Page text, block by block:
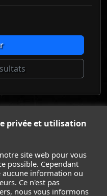
privée et utilisation
site web pour vous
possible. Cependant
aucune information ou
Ce n'est pas
nous vous informons
des marques déposées
LEGACY OF ATLANTIS-
FILMS- CONTACT-
/ CGU-